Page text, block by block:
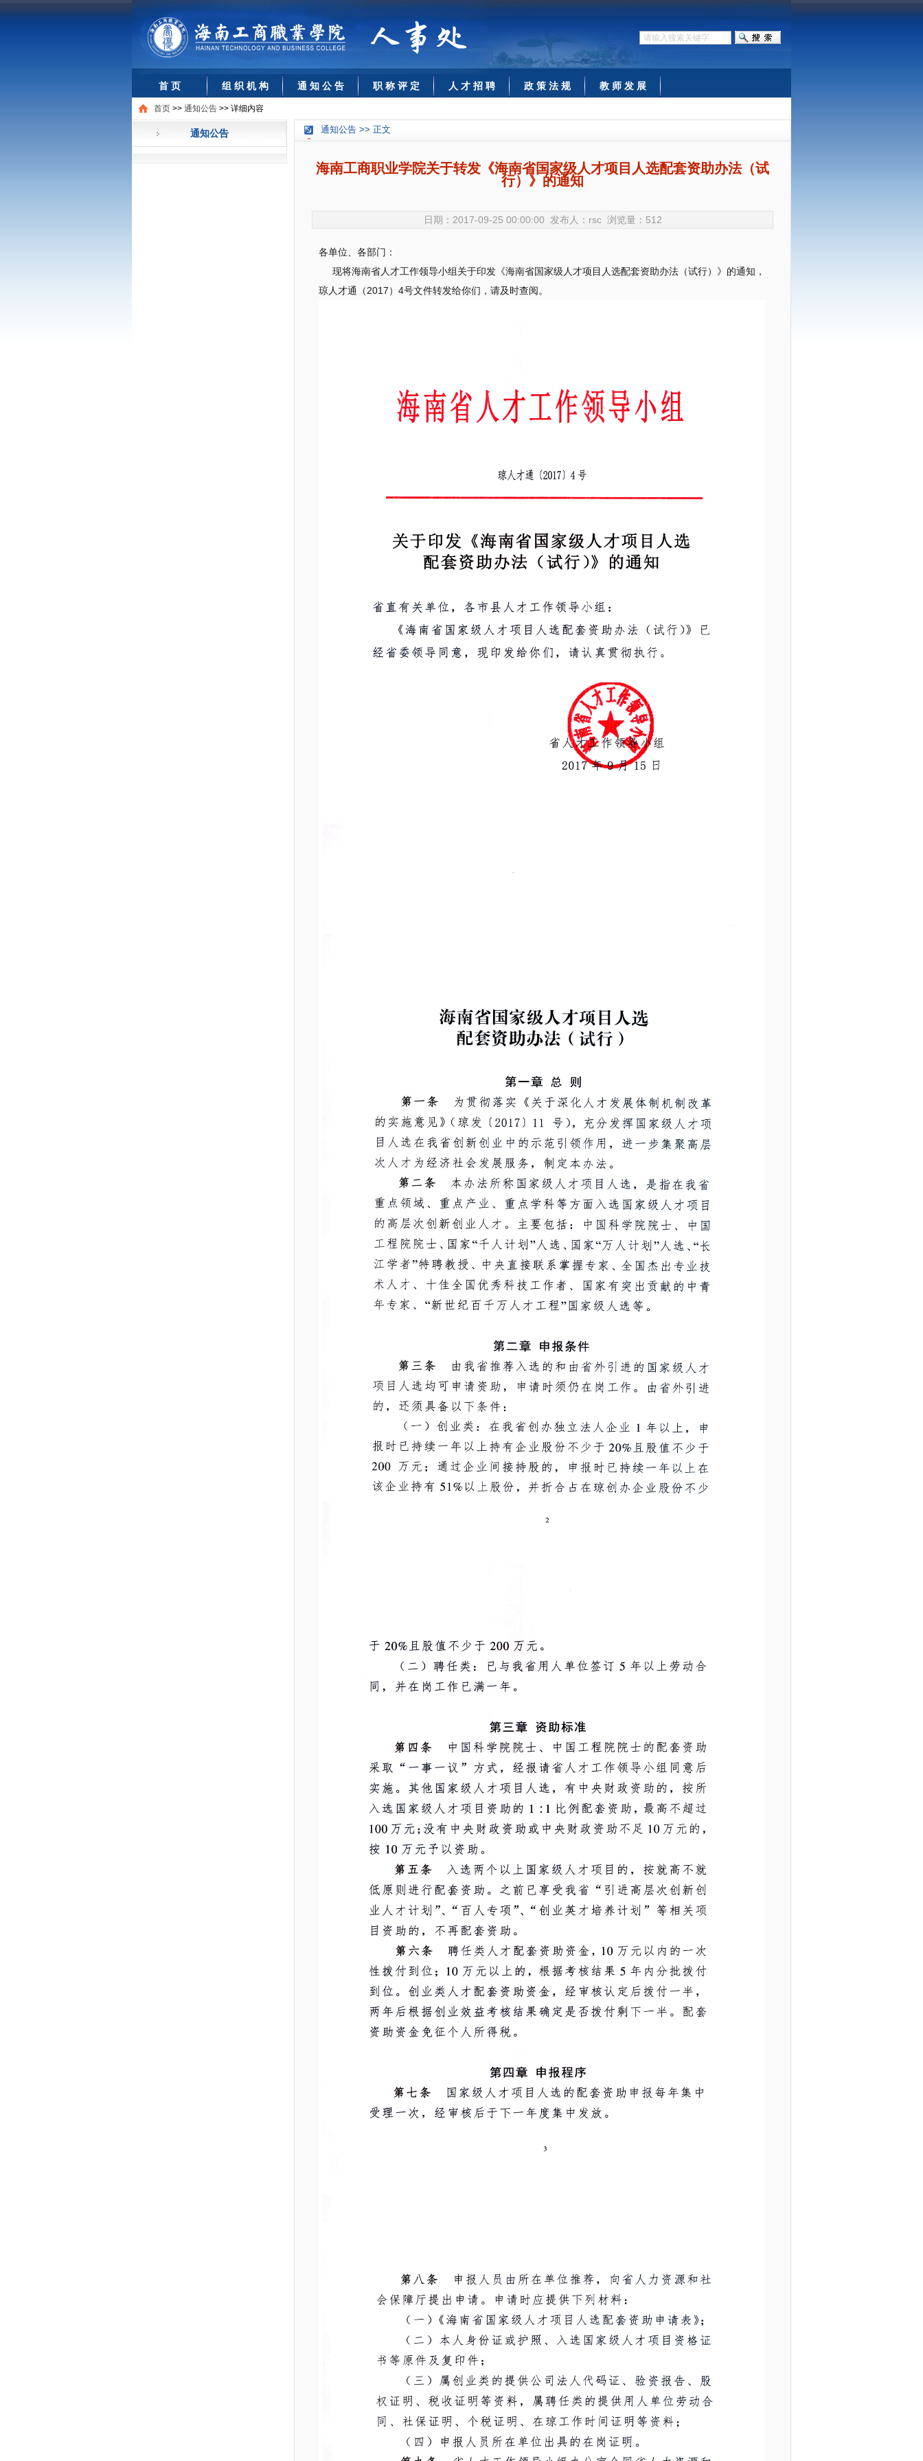
首 页 组 织 机 构 通 知 公 告 职 称 评 定 人 才 招 聘 政 策 法 规 教 师 发 展
首页 >> 通知公告 >> 详细内容
通知公告 通知公告 >> 正文
海南工商职业学院关于转发《海南省国家级人才项目人选配套资助办法（试
行）》的通知
日期：2017-09-25 00:00:00 发布人：rsc 浏览量： 512
各单位、各部门：
现将海南省人才工作领导小组关于印发《海南省国家级人才项目人选配套资助办法（试行）》的通知，
琼人才通（2017）4号文件转发给你们，请及时查阅。